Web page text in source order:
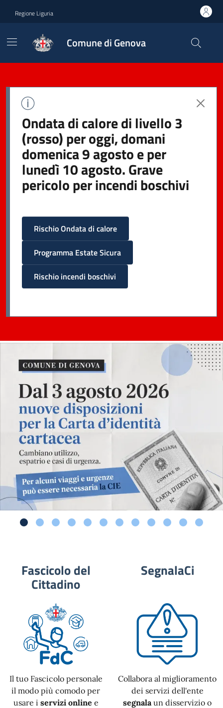
Regione Liguria
Comune di Genova
Ondata di calore di livello 3
(rosso) per oggi, domani
domenica 9 agosto e per
lunedì 10 agosto. Grave
pericolo per incendi boschivi
Rischio Ondata di calore
Programma Estate Sicura
Rischio incendi boschivi
Fascicolo del
Cittadino
Il tuo Fascicolo personale
il modo più comodo per
usare i servizi online e
SegnalaCi
Collabora al miglioramento
dei servizi dell'ente
segnala un disservizio o